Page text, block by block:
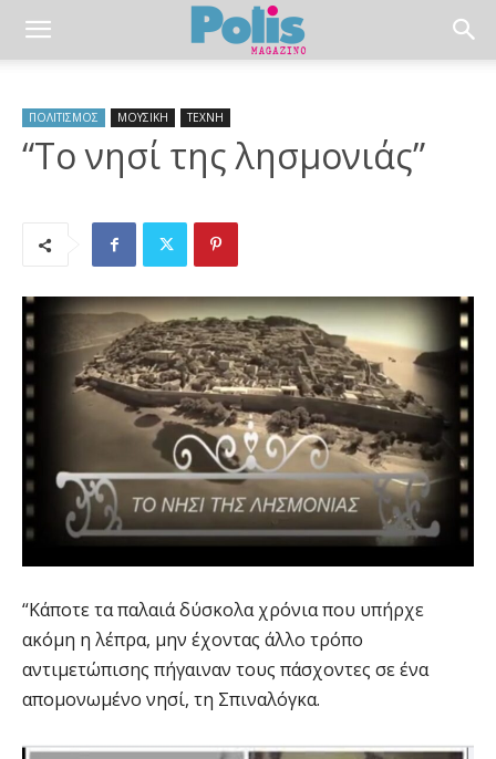
ΠΟΛΙΤΙΣΜΟΣ ΜΟΥΣΙΚΗ ΤΕΧΝΗ
“Το νησί της λησμονιάς”
“Κάποτε τα παλαιά δύσκολα χρόνια που υπήρχε
ακόμη η λέπρα, μην έχοντας άλλο τρόπο
αντιμετώπισης πήγαιναν τους πάσχοντες σε ένα
απομονωμένο νησί, τη Σπιναλόγκα.